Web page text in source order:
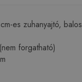
es zuhanyajtó,
forgatható)